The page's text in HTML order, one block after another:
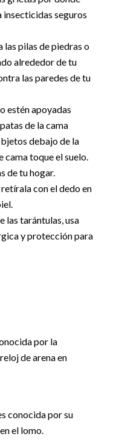
insecticidas seguros
las pilas de piedras o
alrededor de tu
las paredes de tu
estén apoyadas
de la cama
debajo de la
cama toque el suelo.
de tu hogar.
con el dedo en
las tarántulas, usa
y protección para
por la
de arena en
conocida por su
el lomo.